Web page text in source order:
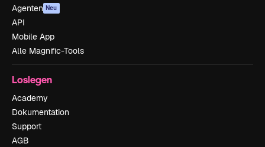
Agenten Neu
API
Mobile App
Alle Magnific-Tools
Loslegen
Academy
Dokumentation
Support
AGB